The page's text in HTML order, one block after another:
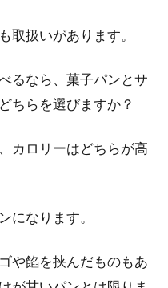
取扱いがあります。
るなら、菓子パンとサ
ちらを選びますか？
カロリーはどちらが高
になります。
や餡を挟んだものもあ